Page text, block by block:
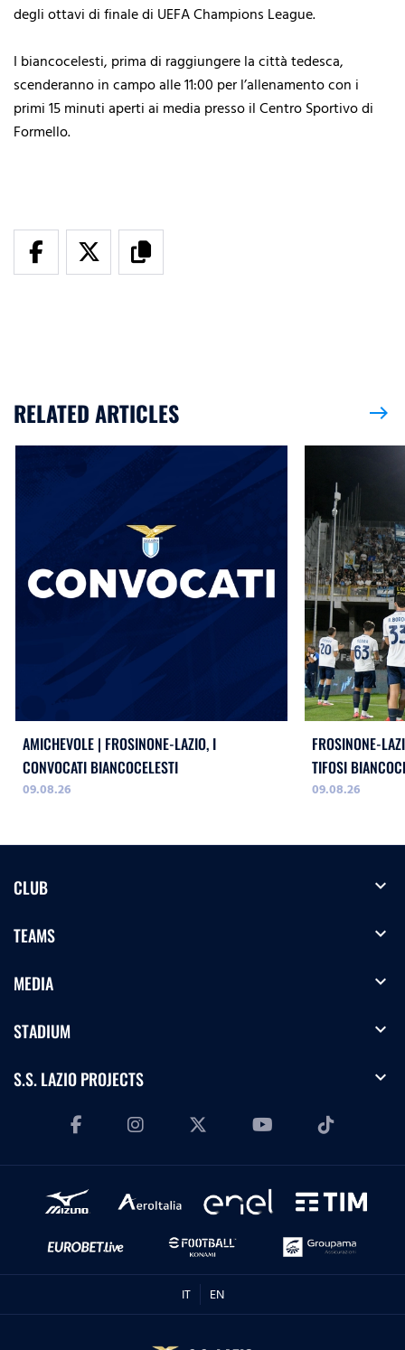
degli ottavi di finale di UEFA Champions League.
I biancocelesti, prima di raggiungere la città tedesca,
scenderanno in campo alle 11:00 per l’allenamento con i
primi 15 minuti aperti ai media presso il Centro Sportivo di
Formello.
RELATED ARTICLES east
AMICHEVOLE | FROSINONE-LAZIO, I
CONVOCATI BIANCOCELESTI
09.08.26
FROSINONE-
TIFOSI
09.08.26
CLUB expand_more
TEAMS expand_more
MEDIA expand_more
STADIUM expand_more
S.S. LAZIO PROJECTS expand_more
IT EN